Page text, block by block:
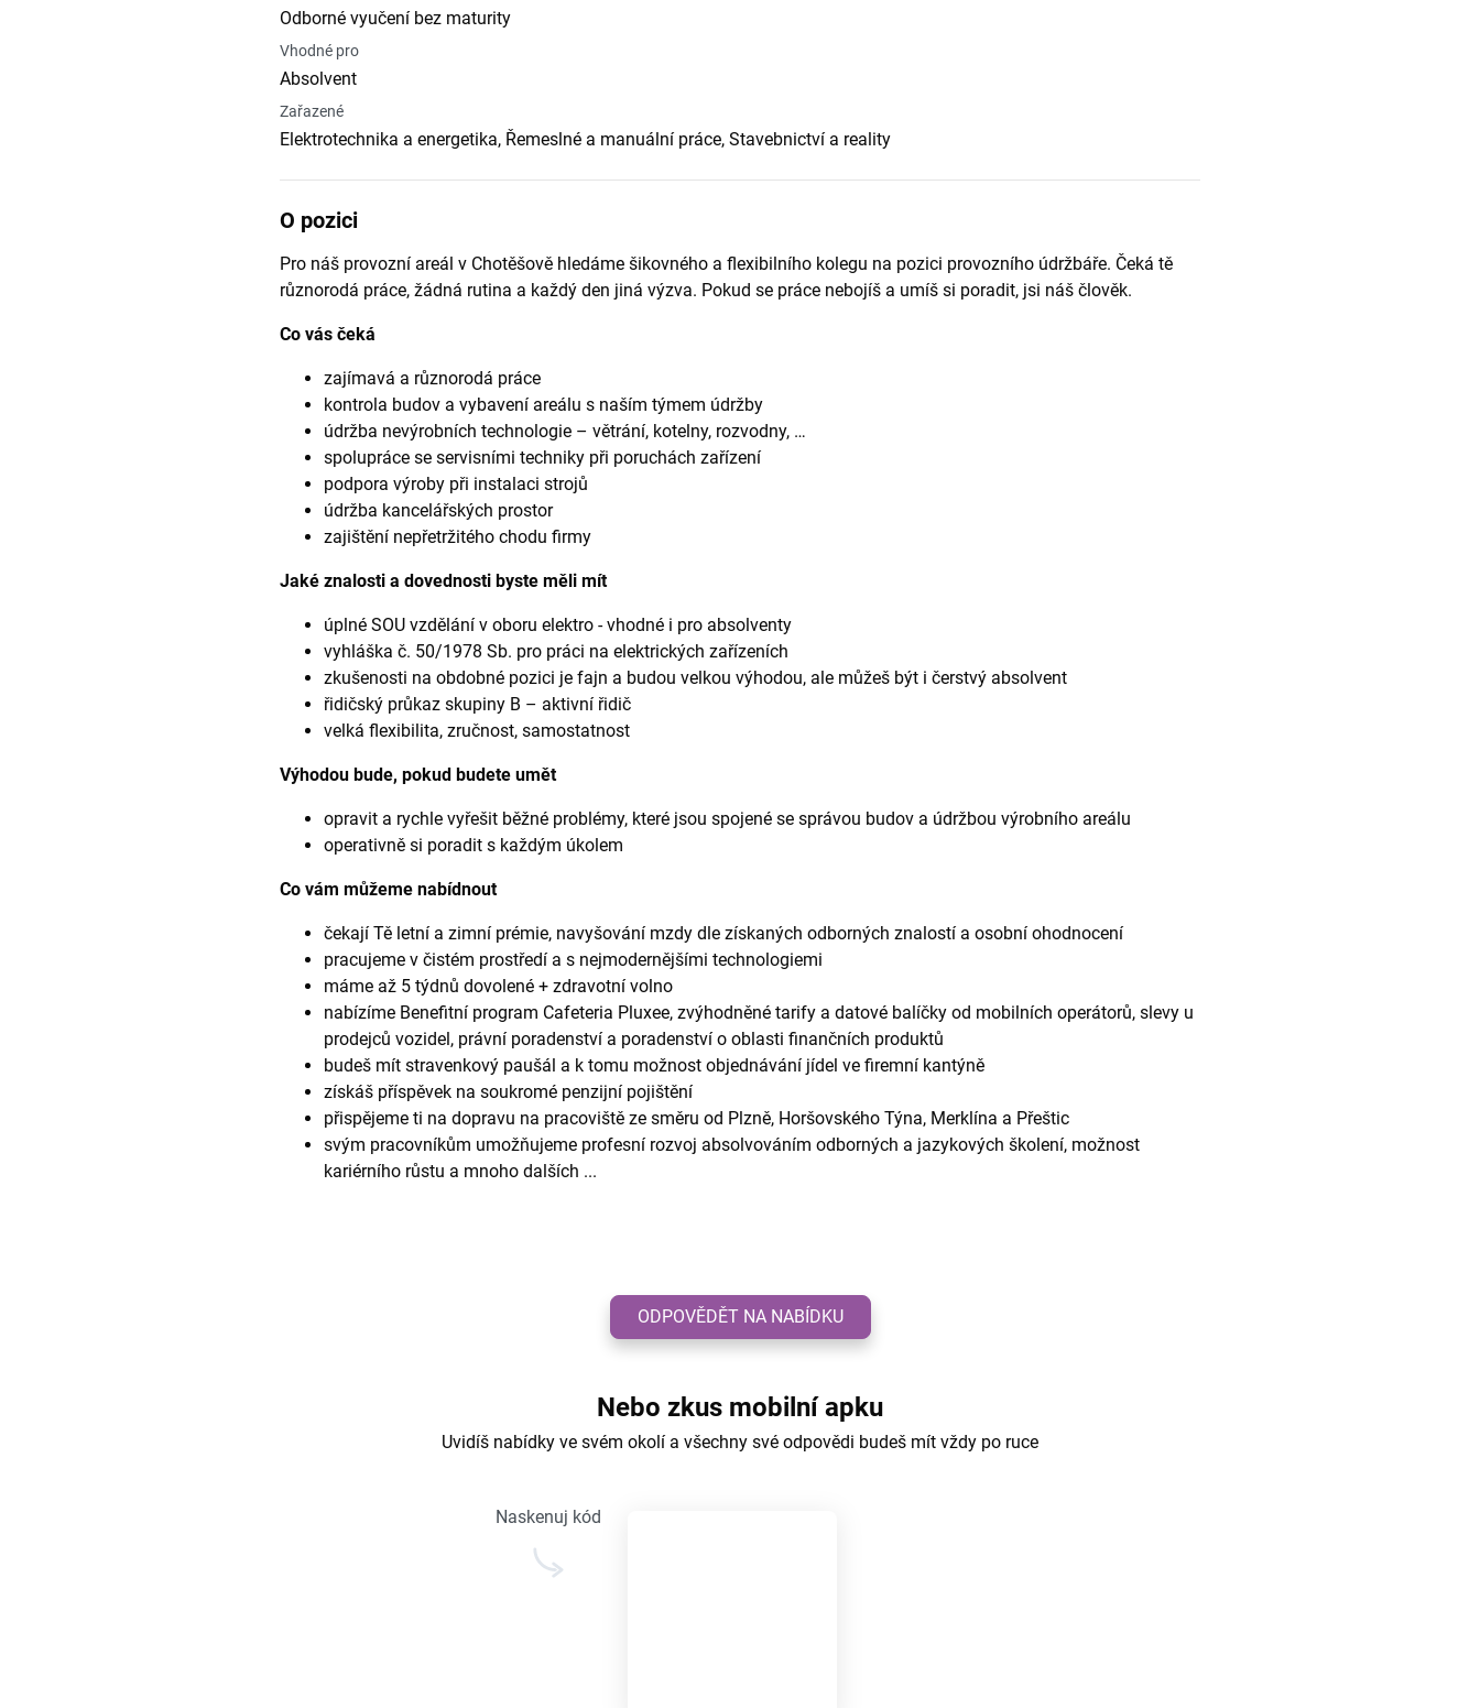
Odborné vyučení bez maturity
Vhodné pro
Absolvent
Zařazené
Elektrotechnika a energetika, Řemeslné a manuální práce, Stavebnictví a reality
O pozici
Pro náš provozní areál v Chotěšově hledáme šikovného a flexibilního kolegu na pozici provozního údržbáře. Čeká tě
různorodá práce, žádná rutina a každý den jiná výzva. Pokud se práce nebojíš a umíš si poradit, jsi náš člověk.
Co vás čeká
zajímavá a různorodá práce
kontrola budov a vybavení areálu s naším týmem údržby
údržba nevýrobních technologie – větrání, kotelny, rozvodny, …
spolupráce se servisními techniky při poruchách zařízení
podpora výroby při instalaci strojů
údržba kancelářských prostor
zajištění nepřetržitého chodu firmy
Jaké znalosti a dovednosti byste měli mít
úplné SOU vzdělání v oboru elektro - vhodné i pro absolventy
vyhláška č. 50/1978 Sb. pro práci na elektrických zařízeních
zkušenosti na obdobné pozici je fajn a budou velkou výhodou, ale můžeš být i čerstvý absolvent
řidičský průkaz skupiny B – aktivní řidič
velká flexibilita, zručnost, samostatnost
Výhodou bude, pokud budete umět
opravit a rychle vyřešit běžné problémy, které jsou spojené se správou budov a údržbou výrobního areálu
operativně si poradit s každým úkolem
Co vám můžeme nabídnout
čekají Tě letní a zimní prémie, navyšování mzdy dle získaných odborných znalostí a osobní ohodnocení
pracujeme v čistém prostředí a s nejmodernějšími technologiemi
máme až 5 týdnů dovolené + zdravotní volno
nabízíme Benefitní program Cafeteria Pluxee, zvýhodněné tarify a datové balíčky od mobilních operátorů, slevy u
prodejců vozidel, právní poradenství a poradenství o oblasti finančních produktů
budeš mít stravenkový paušál a k tomu možnost objednávání jídel ve firemní kantýně
získáš příspěvek na soukromé penzijní pojištění
přispějeme ti na dopravu na pracoviště ze směru od Plzně, Horšovského Týna, Merklína a Přeštic
svým pracovníkům umožňujeme profesní rozvoj absolvováním odborných a jazykových školení, možnost
kariérního růstu a mnoho dalších ...
ODPOVĚDĚT NA NABÍDKU
Nebo zkus mobilní apku
Uvidíš nabídky ve svém okolí a všechny své odpovědi budeš mít vždy po ruce
Naskenuj kód